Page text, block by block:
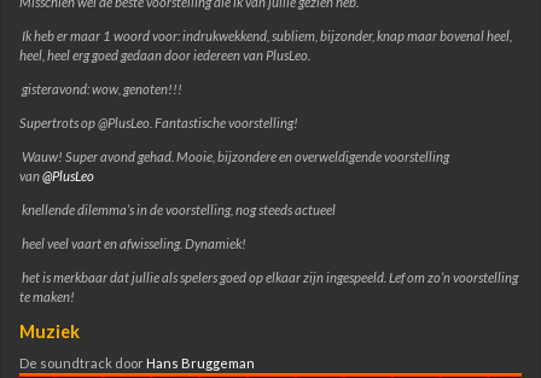
Ik heb er maar 1 woord voor: indrukwekkend, subliem, bijzonder, knap maar bovenal heel,
heel, heel erg goed gedaan door iedereen van PlusLeo.
gisteravond: wow, genoten!!!
Supertrots op @PlusLeo. Fantastische voorstelling!
Wauw! Super avond gehad. Mooie, bijzondere en overweldigende voorstelling
van@PlusLeo
knellende dilemma’s in de voorstelling, nog steeds actueel
heel veel vaart en afwisseling. Dynamiek!
het is merkbaar dat jullie als spelers goed op elkaar zijn ingespeeld. Lef om zo’n voorstelling
te maken!
Muziek
De soundtrack door Hans Bruggeman